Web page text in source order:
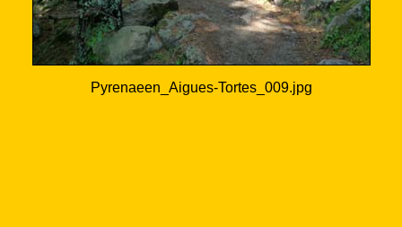
Pyrenaeen_Aigues-Tortes_009.jpg